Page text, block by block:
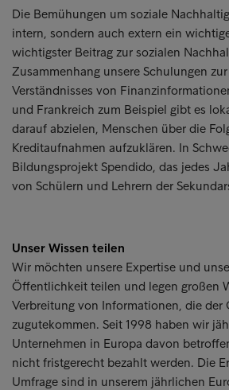
Die Bemühungen um soziale
intern, sondern auch extern ein
wichtigster Beitrag zur sozialen
Zusammenhang unsere Schulungen
Verständnisses von
und Frankreich zum Beispiel gibt es
darauf abzielen, Menschen über die
Kreditaufnahmen aufzuklären. In
Bildungsprojekt Spendido, das jedes
von Schülern und Lehrern der
Unser Wissen teilen
Wir möchten unsere Expertise und
Öffentlichkeit teilen und legen großen
Verbreitung von Informationen, die der
zugutekommen. Seit 1998 haben wir
Unternehmen in Europa davon
nicht fristgerecht bezahlt werden. Die
Umfrage sind in unserem jährlichen